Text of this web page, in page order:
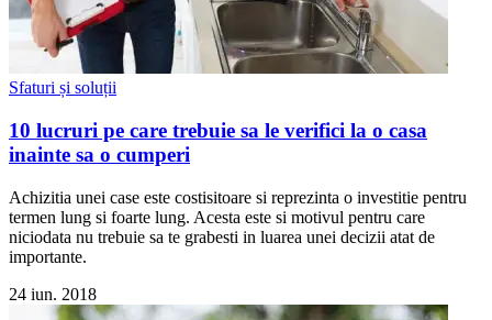
Sfaturi și soluții
10 lucruri pe care trebuie sa le verifici la o casa
inainte sa o cumperi
Achizitia unei case este costisitoare si reprezinta o investitie pentru
termen lung si foarte lung. Acesta este si motivul pentru care
niciodata nu trebuie sa te grabesti in luarea unei decizii atat de
importante.
24 iun. 2018